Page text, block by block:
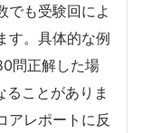
でも受験回によ
す。具体的な例
問正解した場
ことがありま
アレポートに反